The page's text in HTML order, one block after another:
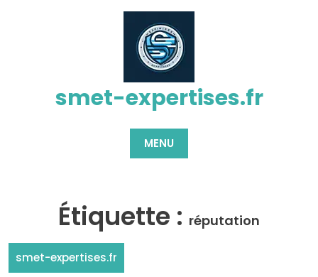
smet-expertises.fr
MENU
Étiquette : réputation
smet-expertises.fr